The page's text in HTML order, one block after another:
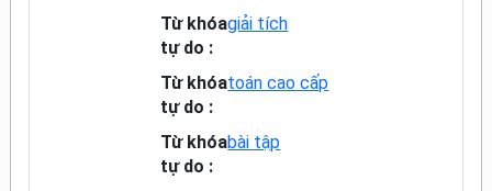
Từ khóa
tự do :
giải tích
Từ khóa
tự do :
toán cao cấp
Từ khóa
tự do :
bài tập